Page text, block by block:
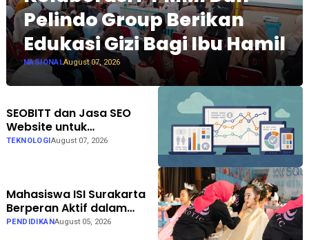
Pelindo Group Berikan
Edukasi Gizi Bagi Ibu Hamil
NASIONALAugust 07, 2026
SEOBITT dan Jasa SEO
Website untuk
Meningkatkan Trafik
TEKNOLOGIAugust 07, 2026
Mahasiswa ISI Surakarta
Berperan Aktif dalam
Persiapan hingga
PENDIDIKANAugust 05, 2026